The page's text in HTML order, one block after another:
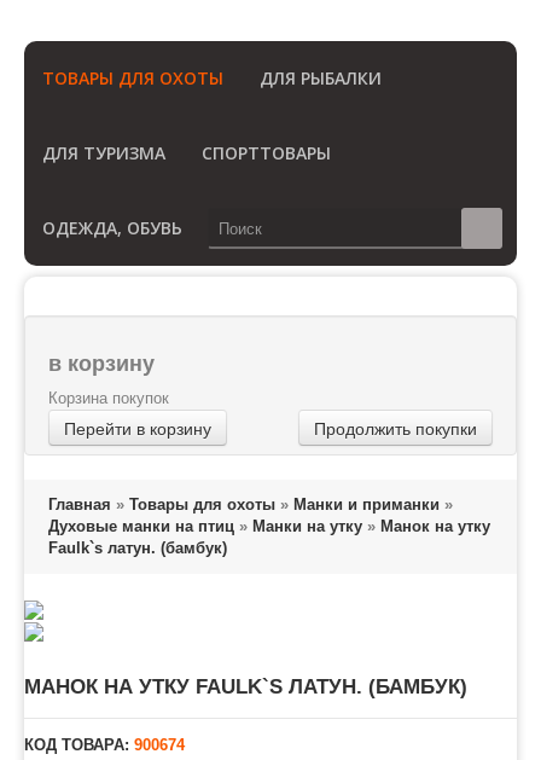
ТОВАРЫ ДЛЯ ОХОТЫ ДЛЯ РЫБАЛКИ
ДЛЯ ТУРИЗМА СПОРТТОВАРЫ
ОДЕЖДА, ОБУВЬ
в корзину
Корзина покупок
Перейти в корзину Продолжить покупки
Главная » Товары для охоты » Манки и приманки »
Духовые манки на птиц » Манки на утку » Манок на утку
Faulk`s латун. (бамбук)
МАНОК НА УТКУ FAULK`S ЛАТУН. (БАМБУК)
КОД ТОВАРА: 900674